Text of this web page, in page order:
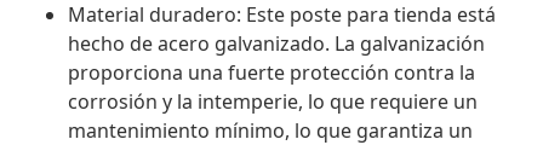
Material duradero: Este poste para tienda está
hecho de acero galvanizado. La galvanización
proporciona una fuerte protección contra la
corrosión y la intemperie, lo que requiere un
mantenimiento mínimo, lo que garantiza un